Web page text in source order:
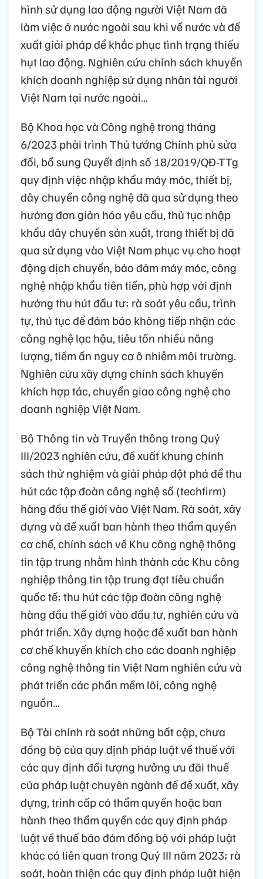
hình sử dụng lao động người Việt Nam đã
làm việc ở nước ngoài sau khi về nước và đề
xuất giải pháp để khắc phục tình trạng thiếu
hụt lao động. Nghiên cứu chính sách khuyến
khích doanh nghiệp sử dụng nhân tài người
Việt Nam tại nước ngoài…
Bộ Khoa học và Công nghệ trong tháng
6/2023 phải trình Thủ tướng Chính phủ sửa
đổi, bổ sung Quyết định số 18/2019/QĐ-TTg
quy định việc nhập khẩu máy móc, thiết bị,
dây chuyền công nghệ đã qua sử dụng theo
hướng đơn giản hóa yêu cầu, thủ tục nhập
khẩu dây chuyền sản xuất, trang thiết bị đã
qua sử dụng vào Việt Nam phục vụ cho hoạt
động dịch chuyển, bảo đảm máy móc, công
nghệ nhập khẩu tiên tiến, phù hợp với định
hướng thu hút đầu tư; rà soát yêu cầu, trình
tự, thủ tục để đảm bảo không tiếp nhận các
công nghệ lạc hậu, tiêu tốn nhiều năng
lượng, tiềm ẩn nguy cơ ô nhiễm môi trường.
Nghiên cứu xây dựng chính sách khuyến
khích hợp tác, chuyển giao công nghệ cho
doanh nghiệp Việt Nam.
Bộ Thông tin và Truyền thông trong Quý
III/2023 nghiên cứu, đề xuất khung chính
sách thử nghiệm và giải pháp đột phá để thu
hút các tập đoàn công nghệ số (techfirm)
hàng đầu thế giới vào Việt Nam. Rà soát, xây
dựng và đề xuất ban hành theo thẩm quyền
cơ chế, chính sách về Khu công nghệ thông
tin tập trung nhằm hình thành các Khu công
nghiệp thông tin tập trung đạt tiêu chuẩn
quốc tế; thu hút các tập đoàn công nghệ
hàng đầu thế giới vào đầu tư, nghiên cứu và
phát triển. Xây dựng hoặc đề xuất ban hành
cơ chế khuyến khích cho các doanh nghiệp
công nghệ thông tin Việt Nam nghiên cứu và
phát triển các phần mềm lõi, công nghệ
nguồn…
Bộ Tài chính rà soát những bất cập, chưa
đồng bộ của quy định pháp luật về thuế với
các quy định đối tượng hưởng ưu đãi thuế
của pháp luật chuyên ngành để đề xuất, xây
dựng, trình cấp có thẩm quyền hoặc ban
hành theo thẩm quyền các quy định pháp
luật về thuế bảo đảm đồng bộ với pháp luật
khác có liên quan trong Quý III năm 2023; rà
soát, hoàn thiện các quy định pháp luật hiện